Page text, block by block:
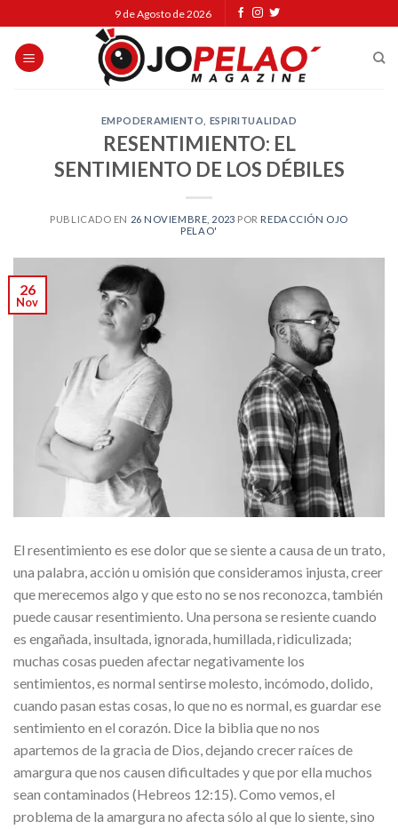
to
content
9 de Agosto de 2026
EMPODERAMIENTO ESPIRITUALIDAD
RESENTIMIENTO: EL
SENTIMIENTO DE LOS DÉBILES
PUBLICADO EN 26 NOVIEMBRE, 2023 POR REDACCIÓN OJO
PELAO'
26
Nov
El resentimiento es ese dolor que se siente a causa de un trato,
una palabra, acción u omisión que consideramos injusta, creer
que merecemos algo y que esto no se nos reconozca, también
puede causar resentimiento. Una persona se resiente cuando
es engañada, insultada, ignorada, humillada, ridiculizada;
muchas cosas pueden afectar negativamente los
sentimientos, es normal sentirse molesto, incómodo, dolido,
cuando pasan estas cosas, lo que no es normal, es guardar ese
sentimiento en el corazón. Dice la biblia que no nos
apartemos de la gracia de Dios, dejando crecer raíces de
amargura que nos causen dificultades y que por ella muchos
sean contaminados (Hebreos 12:15). Como vemos, el
problema de la amargura no afecta sólo al que lo siente, sino